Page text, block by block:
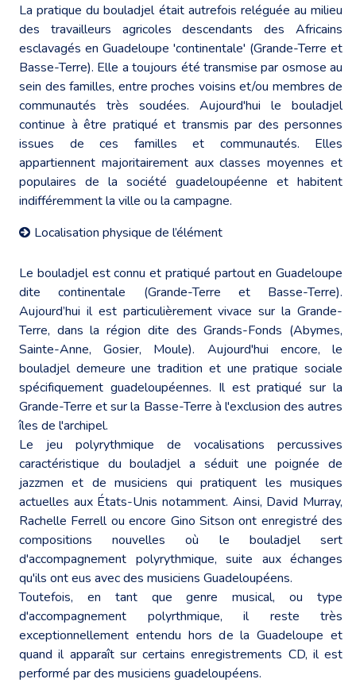
La pratique du bouladjel était autrefois reléguée au milieu
des travailleurs agricoles descendants des Africains
esclavagés en Guadeloupe 'continentale' (Grande-Terre et
Basse-Terre). Elle a toujours été transmise par osmose au
sein des familles, entre proches voisins et/ou membres de
communautés très soudées. Aujourd'hui le bouladjel
continue à être pratiqué et transmis par des personnes
issues de ces familles et communautés. Elles
appartiennent majoritairement aux classes moyennes et
populaires de la société guadeloupéenne et habitent
indifféremment la ville ou la campagne.
Localisation physique de l’élément
Le bouladjel est connu et pratiqué partout en Guadeloupe
dite continentale (Grande-Terre et Basse-Terre).
Aujourd’hui il est particulièrement vivace sur la Grande-
Terre, dans la région dite des Grands-Fonds (Abymes,
Sainte-Anne, Gosier, Moule). Aujourd'hui encore, le
bouladjel demeure une tradition et une pratique sociale
spécifiquement guadeloupéennes. Il est pratiqué sur la
Grande-Terre et sur la Basse-Terre à l'exclusion des autres
îles de l'archipel.
Le jeu polyrythmique de vocalisations percussives
caractéristique du bouladjel a séduit une poignée de
jazzmen et de musiciens qui pratiquent les musiques
actuelles aux États-Unis notamment. Ainsi, David Murray,
Rachelle Ferrell ou encore Gino Sitson ont enregistré des
compositions nouvelles où le bouladjel sert
d'accompagnement polyrythmique, suite aux échanges
qu'ils ont eus avec des musiciens Guadeloupéens.
Toutefois, en tant que genre musical, ou type
d'accompagnement polyrthmique, il reste très
exceptionnellement entendu hors de la Guadeloupe et
quand il apparaît sur certains enregistrements CD, il est
performé par des musiciens guadeloupéens.